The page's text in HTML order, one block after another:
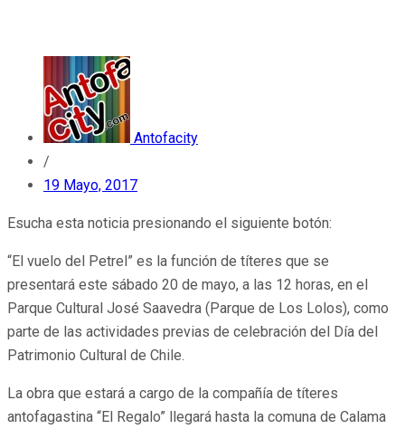
Antofacity
/
19 Mayo, 2017
Esucha esta noticia presionando el siguiente botón:
“El vuelo del Petrel” es la función de títeres que se
presentará este sábado 20 de mayo, a las 12 horas, en el
Parque Cultural José Saavedra (Parque de Los Lolos), como
parte de las actividades previas de celebración del Día del
Patrimonio Cultural de Chile.
La obra que estará a cargo de la compañía de títeres
antofagastina “El Regalo” llegará hasta la comuna de Calama